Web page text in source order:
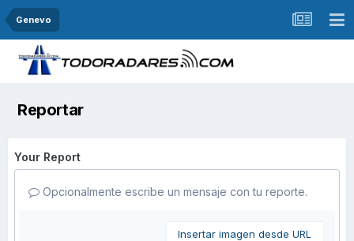
Genevo
Reportar
Your Report
Opcionalmente escribe un mensaje con tu reporte.
Insertar imagen desde URL